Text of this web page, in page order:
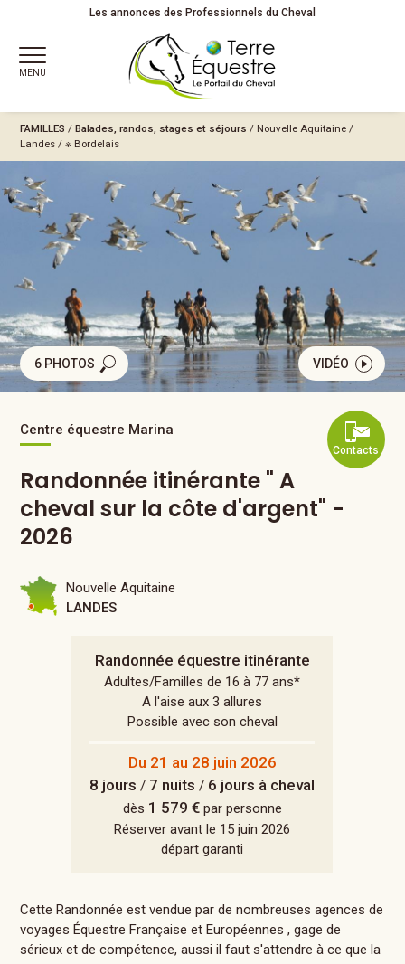
Les annonces des Professionnels du Cheval
MENU
FAMILLES /Balades, randos, stages et séjours / Nouvelle Aquitaine /
Landes /※ Bordelais
6 PHOTOS VIDÉO
Contacts
Centre équestre Marina
Randonnée itinérante " A
cheval sur la côte d'argent" -
2026
Randonnée équestre itinérante
Adultes/Familles de 16 à 77 ans*
A l'aise aux 3 allures
Possible avec son cheval
Du 21 au 28 juin 2026
8 jours / 7 nuits / 6 jours à cheval
dès 1 579 €par personne
Réserver avant le 15 juin 2026
départ garanti
Nouvelle Aquitaine
LANDES
Cette Randonnée est vendue par de nombreuses agences de
voyages Équestre Française et Européennes , gage de
sérieux et de compétence, aussi il faut s'attendre à ce que la